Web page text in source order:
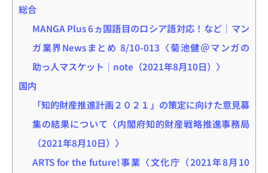
総合
MANGA Plus 6ヵ国語目のロシア語対応！など｜マン
ガ業界Newsまとめ 8/10-013〈菊池健＠マンガの
助っ人マスケット｜note（2021年8月10日）〉
国内
「知的財産推進計画２０２１」の策定に向けた意見募
集の結果について〈内閣府知的財産戦略推進事務局
（2021年8月10日）〉
ARTS for the future!事業〈文化庁（2021年8月10